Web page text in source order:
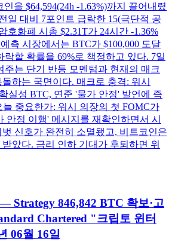
을 $64,594(24h -1.63%)까지 끌어내렸
일 대비 7포인트 급락한 15(극단적 공
호화폐 시총 $2.31T가 24시간 -1.36%
측 시장에서는 BTC가 $100,000 도달
락할 확률을 69%로 책정하고 있다. 7일
주는 단기 반등 모멘텀과 현재의 매크
하는 국면이다. 매크로 충격: 워시
실성 BTC, 연준 '물가 안정' 발언에 즉
늘 중요한가: 워시 의장의 첫 FOMC가
안정 이행' 메시지를 재확인하면서 시
신호가 완전히 소멸됐고, 비트코인은
았다. 금리 인하 기대가 후퇴하면 위
Strategy 846,842 BTC 확보·고
Chartered "크립토 윈터
06월 16일